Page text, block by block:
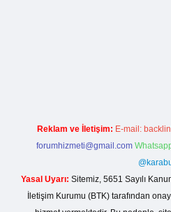
Reklam ve İletişim: E-mail:
forumhizmeti@gmail.com
Yasal Uyarı: Sitemiz, 5651 Sayılı
İletişim Kurumu (BTK) tarafından